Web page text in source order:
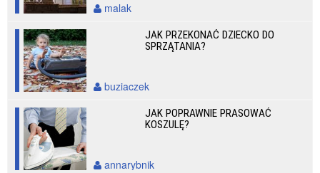
malak
JAK PRZEKONAĆ DZIECKO DO
SPRZĄTANIA?
buziaczek
JAK POPRAWNIE PRASOWAĆ
KOSZULĘ?
annarybnik